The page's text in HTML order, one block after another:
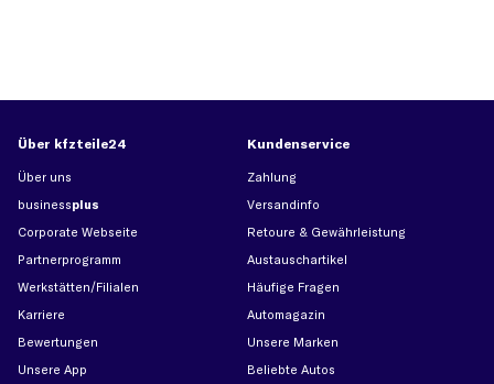
Über kfzteile24
Über uns
businessplus
Corporate Webseite
Partnerprogramm
Werkstätten/Filialen
Karriere
Bewertungen
Unsere App
Kundenservice
Zahlung
Versandinfo
Retoure & Gewährleistung
Austauschartikel
Häufige Fragen
Automagazin
Unsere Marken
Beliebte Autos